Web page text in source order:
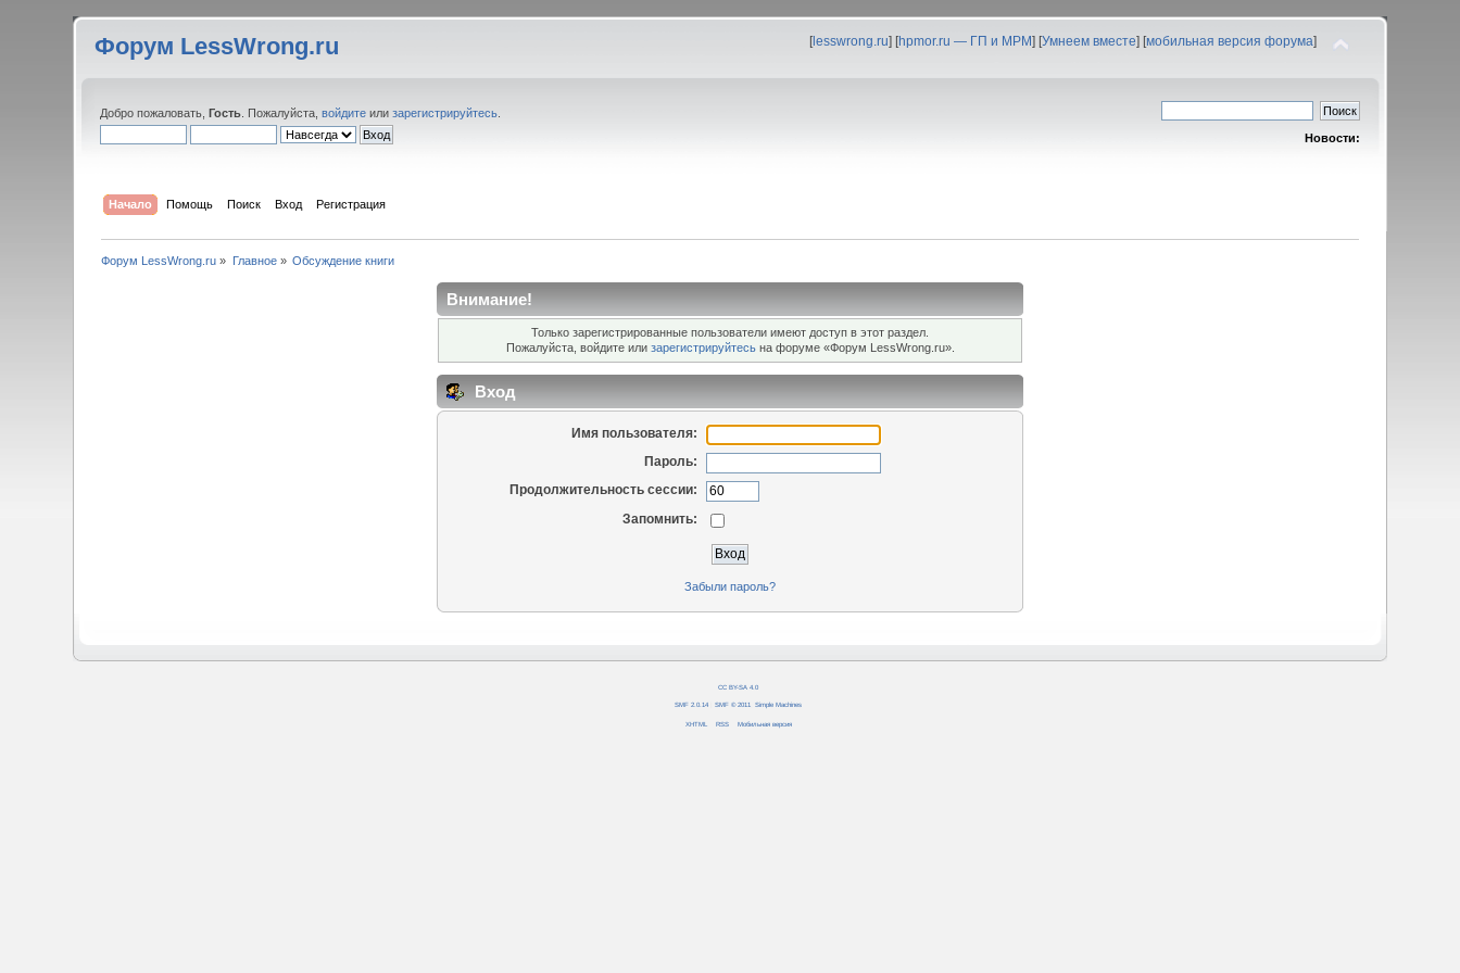
Форум LessWrong.ru [lesswrong.ru] [hpmor.ru — ГП и МРМ] [Умнеем вместе] [мобильная версия форума]
Добро пожаловать,Гость . Пожалуйста,войдите илизарегистрируйтесь
Новости:
Начало Помощь Поиск Вход Регистрация
Форум LessWrong.ru » Главное» Обсуждение книги
Внимание!
Только зарегистрированные пользователи имеют доступ в этот раздел.
Пожалуйста, войдите или зарегистрируйтесьна форуме «Форум LessWrong.ru».
Вход
Имя пользователя:
Пароль:
Продолжительность сессии:
Запомнить:
Забыли пароль?
CC BY-SA 4.0
SMF 2.0.14 SMF © 2011 Simple Machines
XHTML RSS Мобильная версия